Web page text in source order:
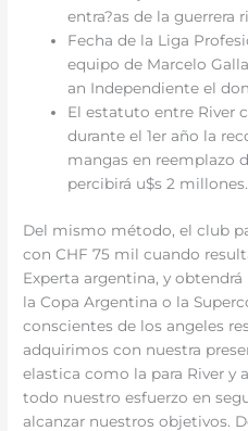
entra?as de la guerrera
Fecha de la Liga
equipo de Marcelo
an Independiente el
El estatuto entre River
durante el 1er año la
mangas en reemplazo
percibirá u$s 2 millones.
Del mismo método, el club
con CHF 75 mil cuando
Experta argentina, y
la Copa Argentina o la
conscientes de los angeles
adquirimos con nuestra
elastica como la para River y
todo nuestro esfuerzo en
alcanzar nuestros objetivos.